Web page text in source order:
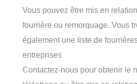
Vous pouvez être mis en
fourrière ou remorquage. Vous
également une liste de
entreprises
Contactez-nous pour obtenir le